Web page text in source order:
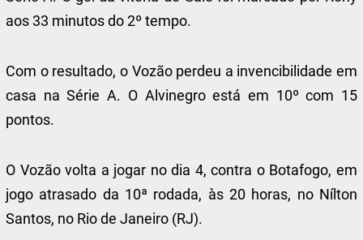
aos 33 minutos do 2º tempo.
Com o resultado, o Vozão perdeu a invencibilidade em
casa na Série A. O Alvinegro está em 10º com 15
pontos.
O Vozão volta a jogar no dia 4, contra o Botafogo, em
jogo atrasado da 10ª rodada, às 20 horas, no Nílton
Santos, no Rio de Janeiro (RJ).